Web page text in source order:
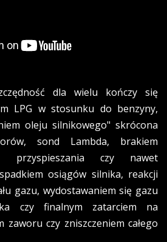
dla wielu kończy się
LPG w stosunku do benzyny,
oleju silnikowego" skrócona
sond Lambda, brakiem
przyspieszania czy nawet
osiągów silnika, reakcji
gazu, wydostawaniem się gazu
czy finalnym zatarciem na
zaworu czy zniszczeniem całego